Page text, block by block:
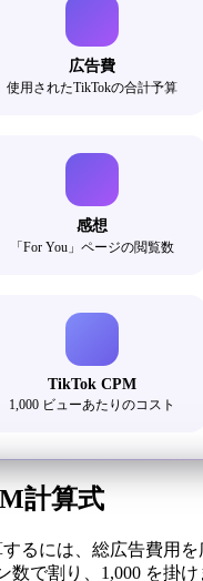
広告費
使用されたTikTokの合計予算
感想
「For You」ページの閲覧数
TikTok CPM
1,000 ビューあたりのコスト
計算式
るには、総広告費用
数で割り、1,000 を掛